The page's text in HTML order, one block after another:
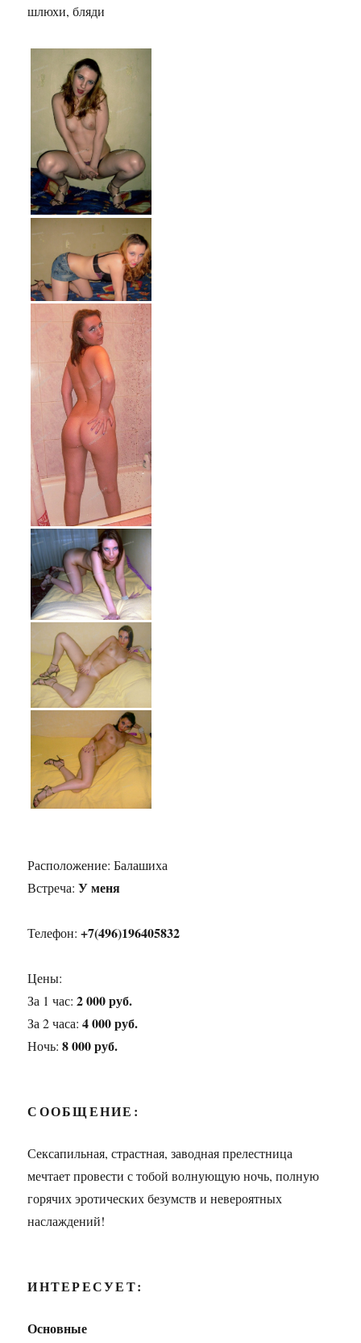
шлюхи, бляди
Расположение:Балашиха
Встреча:У меня
Телефон:+7(496)196405832
Цены:
За 1 час:2 000 руб.
За 2 часа:4 000 руб.
Ночь:8 000 руб.
СООБЩЕНИЕ:
Сексапильная, страстная, заводная прелестница
мечтает провести с тобой волнующую ночь, полную
горячих эротических безумств и невероятных
наслаждений!
ИНТЕРЕСУЕТ:
Основные